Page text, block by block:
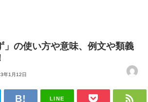
」の使い方や意味、例文や類義
年1月12日
LINE